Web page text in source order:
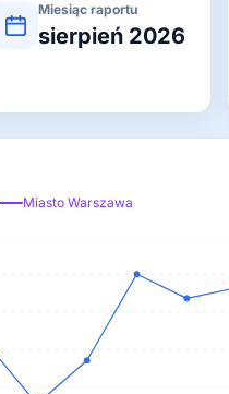
Miesiąc raportu
sierpień 2026
Miasto Warszawa